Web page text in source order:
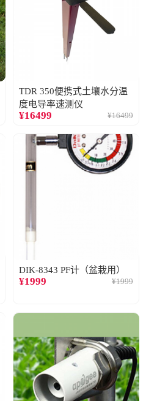
TDR 350便携式土壤水分温
度电导率速测仪
¥16499 ¥16499
DIK-8343 PF计（盆栽用）
¥1999 ¥1999